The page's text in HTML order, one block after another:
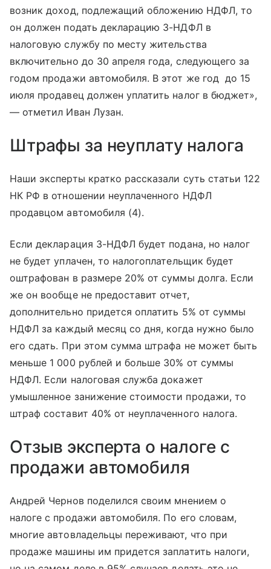
возник доход, подлежащий обложению НДФЛ, то
он должен подать декларацию 3-НДФЛ в
налоговую службу по месту жительства
включительно до 30 апреля года, следующего за
годом продажи автомобиля. В этот же год до 15
июля продавец должен уплатить налог в бюджет»,
— отметил Иван Лузан.
Штрафы за неуплату налога
Наши эксперты кратко рассказали суть статьи 122
НК РФ в отношении неуплаченного НДФЛ
продавцом автомобиля (4).
Если декларация 3-НДФЛ будет подана, но налог
не будет уплачен, то налогоплательщик будет
оштрафован в размере 20% от суммы долга. Если
же он вообще не предоставит отчет,
дополнительно придется оплатить 5% от суммы
НДФЛ за каждый месяц со дня, когда нужно было
его сдать. При этом сумма штрафа не может быть
меньше 1 000 рублей и больше 30% от суммы
НДФЛ. Если налоговая служба докажет
умышленное занижение стоимости продажи, то
штраф составит 40% от неуплаченного налога.
Отзыв эксперта о налоге с
продажи автомобиля
Андрей Чернов поделился своим мнением о
налоге с продажи автомобиля. По его словам,
многие автовладельцы переживают, что при
продаже машины им придется заплатить налоги,